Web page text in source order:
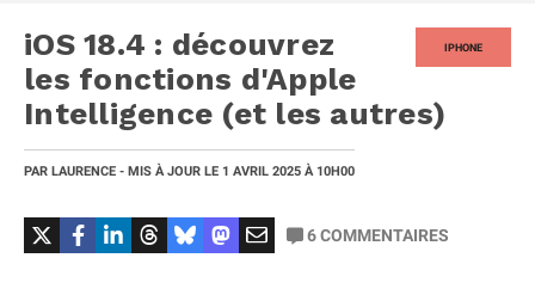
IPHONE
iOS 18.4 : découvrez
les fonctions d'Apple
Intelligence (et les autres)
PAR LAURENCE - MIS À JOUR LE 1 AVRIL 2025 À 10H00
6COMMENTAIRES